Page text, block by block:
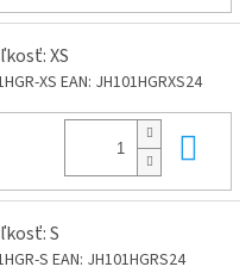
XS
XS EAN: JH101HGRXS24
S
SEAN: JH101HGRS24